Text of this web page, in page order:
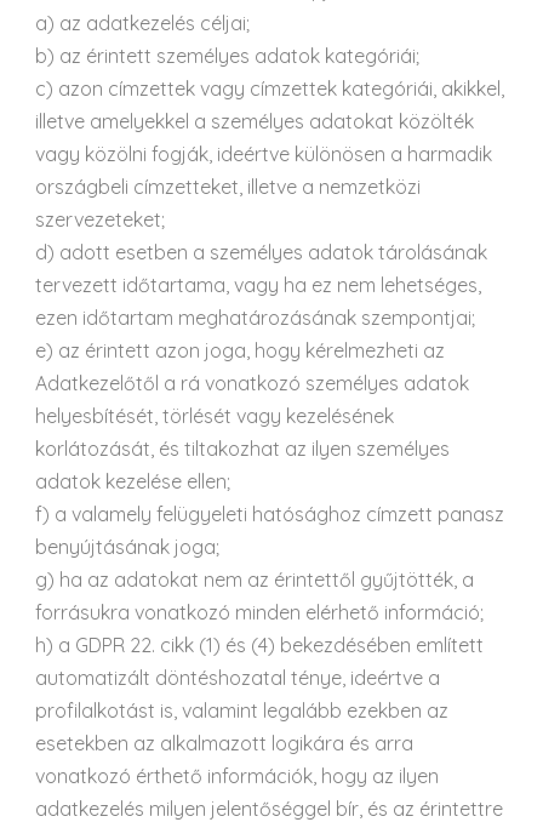
a) az adatkezelés céljai;
b) az érintett személyes adatok kategóriái;
c) azon címzettek vagy címzettek kategóriái, akikkel,
illetve amelyekkel a személyes adatokat közölték
vagy közölni fogják, ideértve különösen a harmadik
országbeli címzetteket, illetve a nemzetközi
szervezeteket;
d) adott esetben a személyes adatok tárolásának
tervezett időtartama, vagy ha ez nem lehetséges,
ezen időtartam meghatározásának szempontjai;
e) az érintett azon joga, hogy kérelmezheti az
Adatkezelőtől a rá vonatkozó személyes adatok
helyesbítését, törlését vagy kezelésének
korlátozását, és tiltakozhat az ilyen személyes
adatok kezelése ellen;
f) a valamely felügyeleti hatósághoz címzett panasz
benyújtásának joga;
g) ha az adatokat nem az érintettől gyűjtötték, a
forrásukra vonatkozó minden elérhető információ;
h) a GDPR 22. cikk (1) és (4) bekezdésében említett
automatizált döntéshozatal ténye, ideértve a
profilalkotást is, valamint legalább ezekben az
esetekben az alkalmazott logikára és arra
vonatkozó érthető információk, hogy az ilyen
adatkezelés milyen jelentőséggel bír, és az érintettre